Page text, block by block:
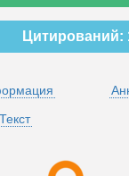
Цитирований:
Текст